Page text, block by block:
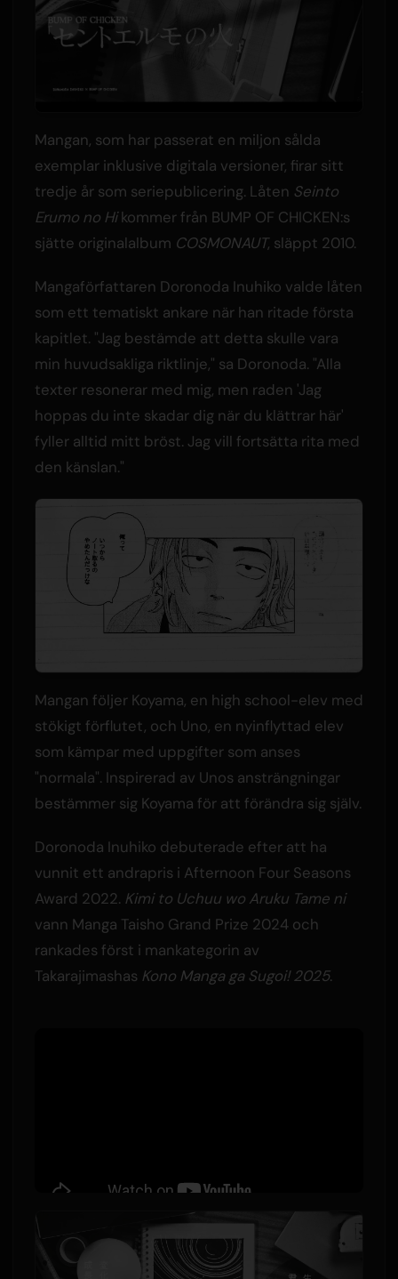
Mangan, som har passerat en miljon sålda
exemplar inklusive digitala versioner, firar sitt
tredje år som seriepublicering. Låten Seinto
Erumo no Hikommer från BUMP OF CHICKEN:s
sjätte originalalbum COSMONAUT, släppt 2010.
Mangaförfattaren Doronoda Inuhiko valde låten
som ett tematiskt ankare när han ritade första
kapitlet. "Jag bestämde att detta skulle vara
min huvudsakliga riktlinje," sa Doronoda. "Alla
texter resonerar med mig, men raden 'Jag
hoppas du inte skadar dig när du klättrar här'
fyller alltid mitt bröst. Jag vill fortsätta rita med
den känslan."
Mangan följer Koyama, en high school-elev med
stökigt förflutet, och Uno, en nyinflyttad elev
som kämpar med uppgifter som anses
"normala". Inspirerad av Unos ansträngningar
bestämmer sig Koyama för att förändra sig själv.
Doronoda Inuhiko debuterade efter att ha
vunnit ett andrapris i Afternoon Four Seasons
Award 2022. Kimi to Uchuu wo Aruku Tame ni
vann Manga Taisho Grand Prize 2024 och
rankades först i mankategorin av
Takarajimashas Kono Manga ga Sugoi! 2025.